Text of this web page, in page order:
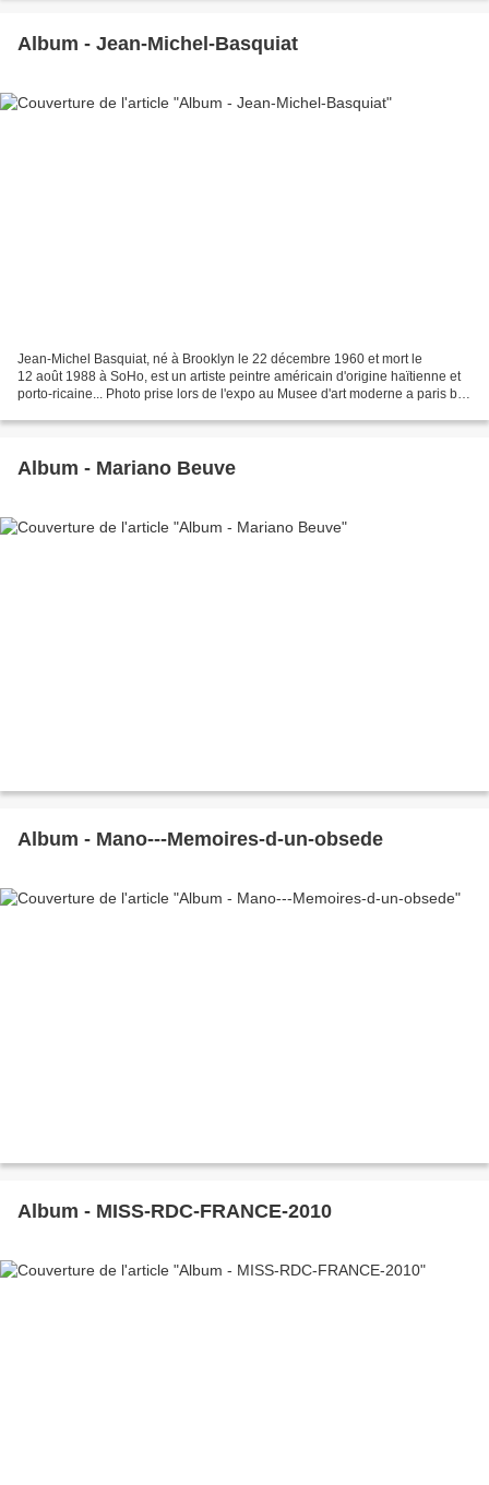
Album - Jean-Michel-Basquiat
Jean-Michel Basquiat, né à Brooklyn le 22 décembre 1960 et mort le
12 août 1988 à SoHo, est un artiste peintre américain d'origine haïtienne et
porto-ricaine... Photo prise lors de l'expo au Musee d'art moderne a paris by
Album - Mariano Beuve
Album - Mano---Memoires-d-un-obsede
Album - MISS-RDC-FRANCE-2010